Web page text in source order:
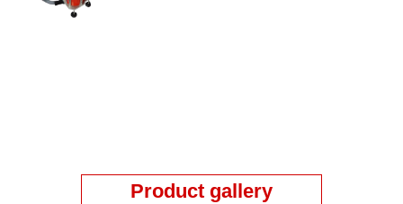
Product gallery